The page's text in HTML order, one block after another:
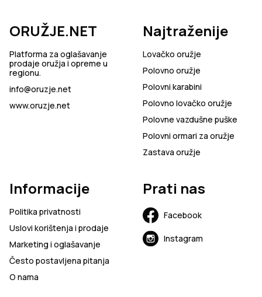
ORUŽJE.NET
Platforma za oglašavanje
prodaje oružja i opreme u
regionu.
info@oruzje.net
www.oruzje.net
Najtraženije
Lovačko oružje
Polovno oružje
Polovni karabini
Polovno lovačko oružje
Polovne vazdušne puške
Polovni ormari za oružje
Zastava oružje
Informacije
Politika privatnosti
Uslovi korištenja i prodaje
Marketing i oglašavanje
Često postavljena pitanja
O nama
Prati nas
Facebook
Instagram